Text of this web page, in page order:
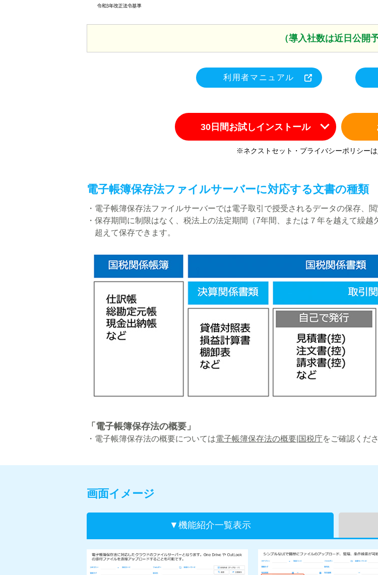
（導入社数は近日公開予
利用者マニュアル
30日間お試しインストール
※ネクストセット・プライバシーポリシーは
電子帳簿保存法ファイルサーバーに対応する文書の種類
・電子帳簿保存法ファイルサーバーでは電子取引で授受されるデータの保存、
・保存期間に制限はなく、税法上の法定期間（7年間、または７年を越えて繰
超えて保存できます。
「電子帳簿保存法の概要」
・電子帳簿保存法の概要については電子帳簿保存法の概要|国税庁をご確認くだ
画面イメージ
▼機能紹介一覧表示